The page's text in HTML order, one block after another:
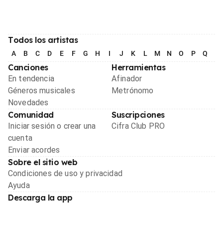
Todos los artistas
A B C D E F G H I J K L M N O P Q
Canciones
En tendencia
Géneros musicales
Novedades
Herramientas
Afinador
Metrónomo
Comunidad
Iniciar sesión o crear una
cuenta
Enviar acordes
Suscripciones
Cifra Club PRO
Sobre el sitio web
Condiciones de uso y privacidad
Ayuda
Descarga la app